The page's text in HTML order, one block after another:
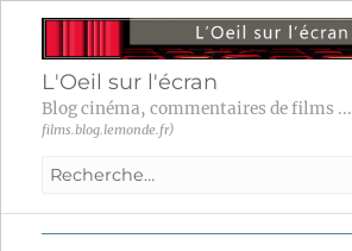
L'Oeil sur l'écran
Blog cinéma, commentaires de films ...
films.blog.lemonde.fr)
Recherche
: